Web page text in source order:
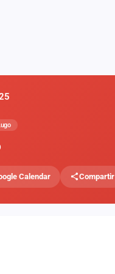
Calendar Compartir